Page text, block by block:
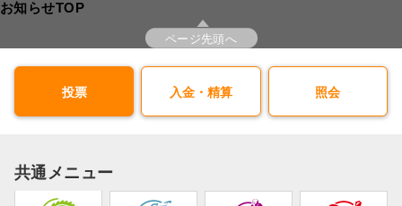
お知らせTOP
ページ先頭へ
投票 入金・精算 照会
共通メニュー